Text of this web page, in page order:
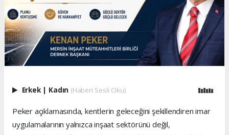
Erkek Kadın (Haberi Sesli Oku)
Peker açıklamasında, kentlerin geleceğini şekillendiren imar
uygulamalarının yalnızca inşaat sektörünü değil,